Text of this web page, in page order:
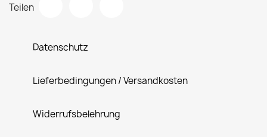
Teilen
Datenschutz
Lieferbedingungen / Versandkosten
Widerrufsbelehrung